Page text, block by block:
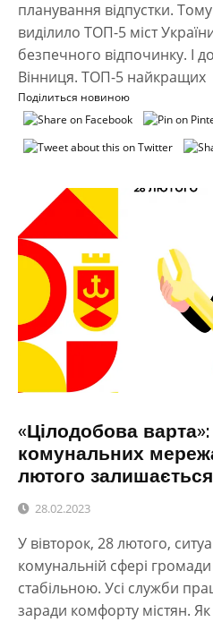
планування відпустки.
виділило ТОП-5 міст
безпечного відпочинку. І
Вінниця. ТОП-5 найкращих
Поділиться новиною
«Цілодобова
комунальних
лютого
28.02.2023
У вівторок, 28 лютого,
комунальній сфері
стабільною. Усі служби
заради комфорту містян.